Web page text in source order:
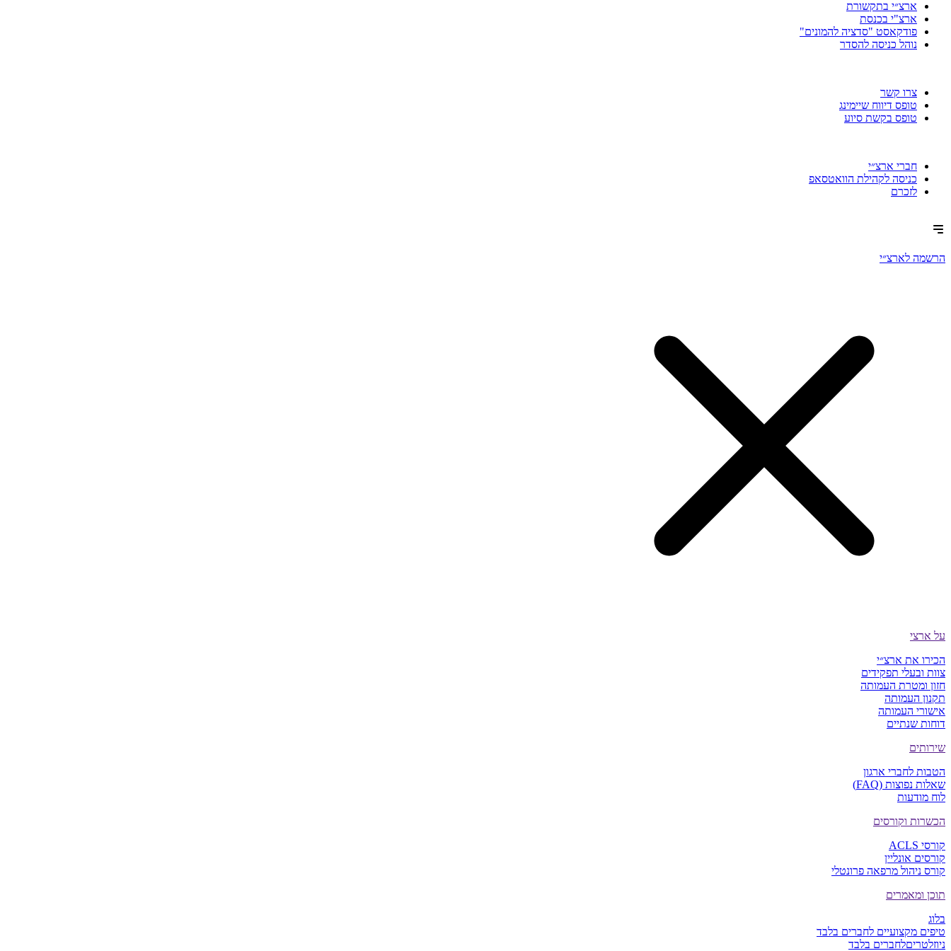
ארצ״י בתקשורת
ארצ"י בכנסת
פודקאסט "סדציה להמונים"
נוהל כניסה להסדר
צרו קשר
טופס דיווח שיימינג
טופס בקשת סיוע
חברי ארצ״י
כניסה לקהילת הוואטסאפ
לזכרם
הרשמה לארצ״י
על ארצי
הכירו את ארצ״י
צוות ובעלי תפקידים
חזון ומטרת העמותה
תקנון העמותה
אישורי העמותה
דוחות שנתיים
שירותים
הטבות לחברי ארגון
שאלות נפוצות (FAQ)
לוח מודעות
הכשרות וקורסים
קורסי ACLS
קורסים אונליין
קורס ניהול מרפאה פרונטלי
תוכן ומאמרים
בלוג
טיפים מקצועיים לחברים בלבד
ניוזלטריםלחברים בלבד